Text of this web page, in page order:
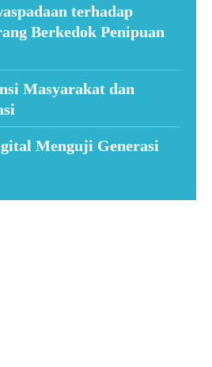
terhadap
Berkedok Penipuan
Masyarakat dan
Menguji Generasi